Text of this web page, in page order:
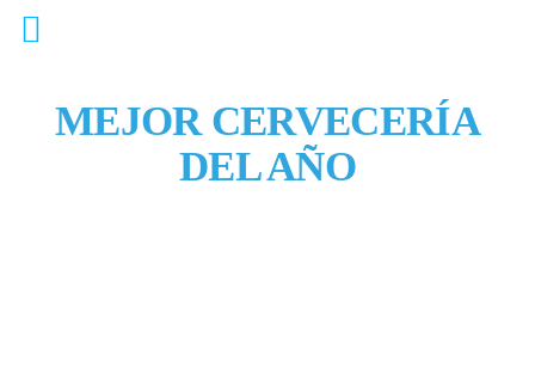
MEJOR CERVECERÍA
DEL AÑO